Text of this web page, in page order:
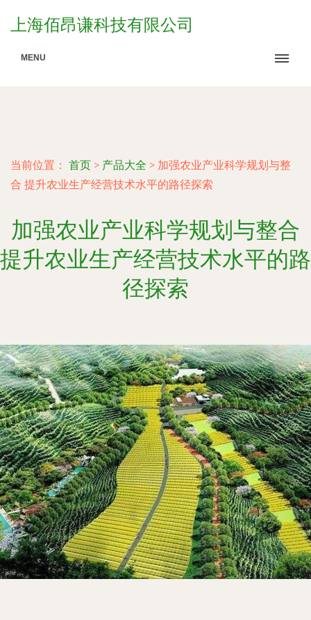
上海佰昂谦科技有限公司
MENU
当前位置： 首页 > 产品大全 > 加强农业产业科学规划与整
合 提升农业生产经营技术水平的路径探索
加强农业产业科学规划与整合
提升农业生产经营技术水平的路
径探索